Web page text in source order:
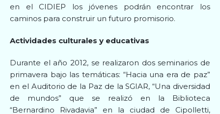
en el CIDIEP los jóvenes podrán encontrar los
caminos para construir un futuro promisorio.
Actividades culturales y educativas
Durante el año 2012, se realizaron dos seminarios de
primavera bajo las temáticas: “Hacia una era de paz”
en el Auditorio de la Paz de la SGIAR, “Una diversidad
de mundos” que se realizó en la Biblioteca
“Bernardino Rivadavia” en la ciudad de Cipolletti,